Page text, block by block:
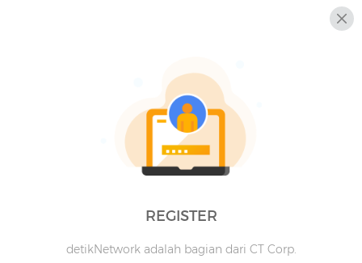
REGISTER
detikNetwork adalah bagian dari CT Corp.